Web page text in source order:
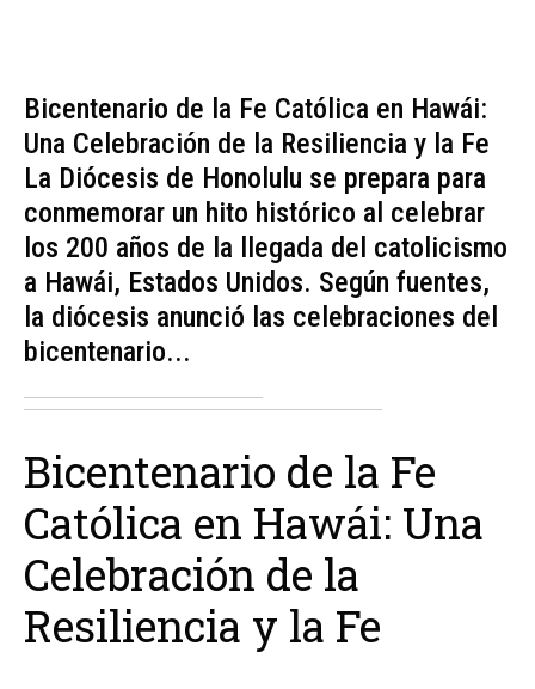
Bicentenario de la Fe Católica en Hawái:
Una Celebración de la Resiliencia y la Fe
La Diócesis de Honolulu se prepara para
conmemorar un hito histórico al celebrar
los 200 años de la llegada del catolicismo
a Hawái, Estados Unidos. Según fuentes,
la diócesis anunció las celebraciones del
bicentenario...
Bicentenario de la Fe
Católica en Hawái: Una
Celebración de la
Resiliencia y la Fe